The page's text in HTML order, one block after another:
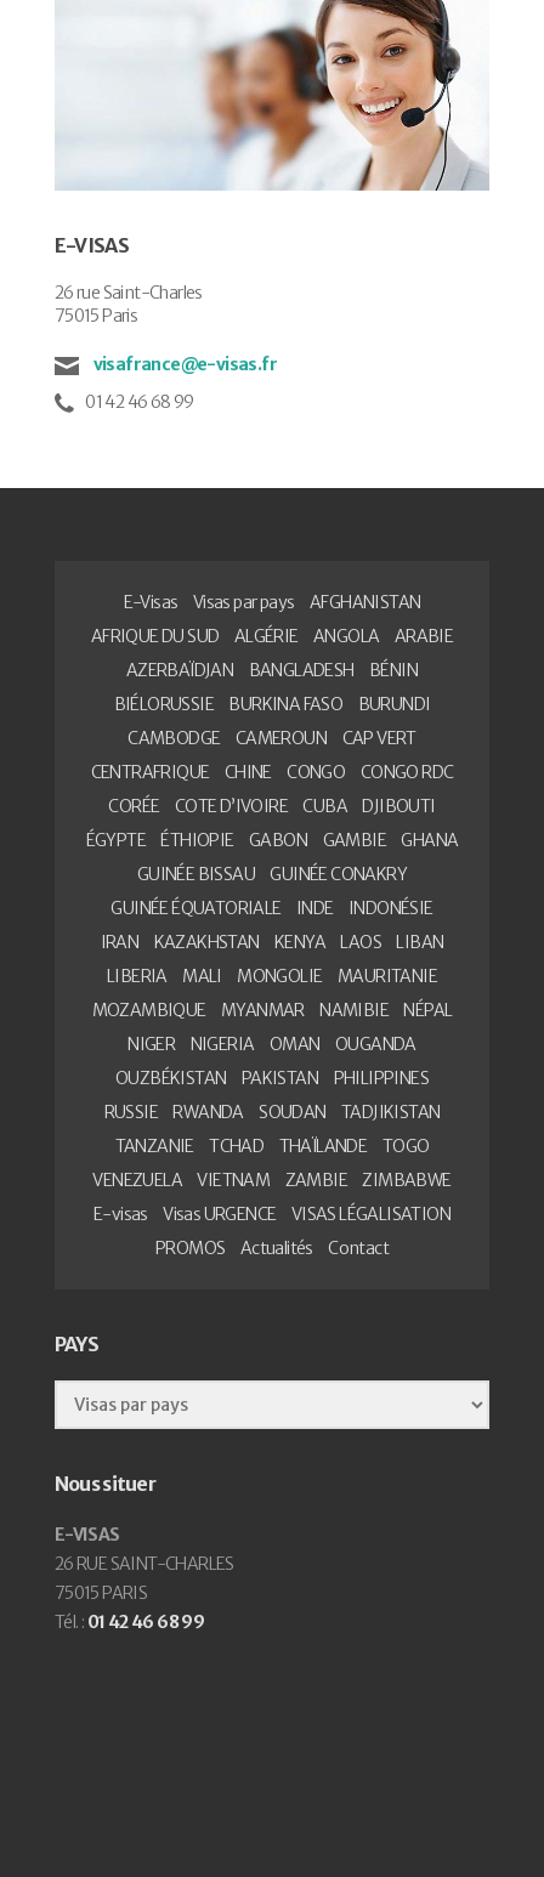
E-VISAS
26 rue Saint-Charles
75015 Paris
visafrance@e-visas.fr
01 42 46 68 99
E-Visas Visas par pays
AFGHANISTAN
AFRIQUE DU SUD
ALGÉRIE ANGOLA
ARABIE
AZERBAÏDJAN
BANGLADESH
BÉNIN
BIÉLORUSSIE
BURKINA FASO
BURUNDI
CAMBODGE
CAMEROUN
CAP VERT
CENTRAFRIQUE
CHINE CONGO
CONGO RDC
CORÉE
COTE D’IVOIRE CUBA
DJIBOUTI
ÉGYPTE
ÉTHIOPIE GABON GAMBIE
GHANA
GUINÉE BISSAU
GUINÉE CONAKRY
GUINÉE ÉQUATORIALE
INDE
INDONÉSIE
IRAN
KAZAKHSTAN KENYA LAOS
LIBAN
LIBERIA
MALI MONGOLIE
MAURITANIE
MOZAMBIQUE
MYANMAR NAMIBIE
NÉPAL
NIGER
NIGERIA OMAN
OUGANDA
OUZBÉKISTAN
PAKISTAN
PHILIPPINES
RUSSIE
RWANDA SOUDAN
TADJIKISTAN
TANZANIE
TCHAD THAÏLANDE
TOGO
VENEZUELA
VIETNAM ZAMBIE
ZIMBABWE
E-visas
Visas URGENCE
VISAS LÉGALISATION
PROMOS
Actualités Contact
PAYS
Nous situer
E-VISAS
26 RUE SAINT-CHARLES
75015 PARIS
Tél. : 01 42 46 68 99